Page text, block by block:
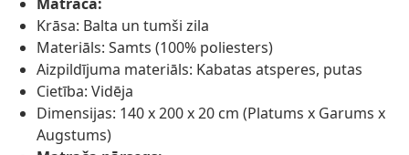
Krāsa: Balta un tumši zila
Materiāls: Samts (100% poliesters)
Aizpildījuma materiāls: Kabatas atsperes, putas
Cietība: Vidēja
Dimensijas: 140 x 200 x 20 cm (Platums x Garums x
Augstums)